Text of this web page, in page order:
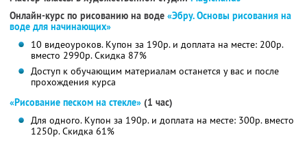
Онлайн-курс по рисованию на воде «Эбру. Основы рисования на
воде для начинающих»
10 видеоуроков. Купон за 190р. и доплата на месте: 200р.
вместо 2990р.Скидка 87%
Доступ к обучающим материалам останется у вас и после
прохождения курса
«Рисование песком на стекле» (1 час)
Для одного. Купон за 190р. и доплата на месте: 300р. вместо
1250р. Скидка 61%